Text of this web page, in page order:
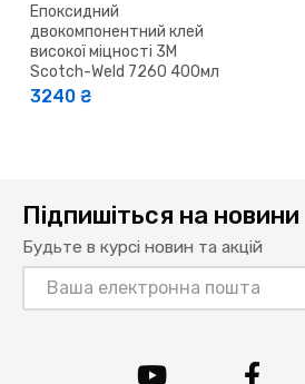
Епоксидний
двокомпонентний клей
високої міцності 3M
Scotch-Weld 7260 400мл
3240 ₴
Підпишіться на новини
Будьте в курсі новин та акцій